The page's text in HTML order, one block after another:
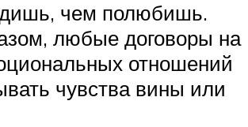
чем полюбишь.
любые договоры на
отношений
чувства вины или